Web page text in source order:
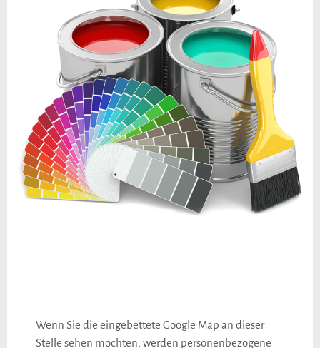
Wenn Sie die eingebettete Google Map an dieser
Stelle sehen möchten, werden personenbezogene